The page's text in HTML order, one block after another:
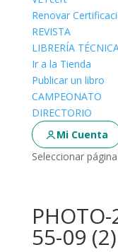
Renovar
REVISTA
LIBRERÍA
Ir a la Tienda
Publicar un libro
CAMPEONATO
DIRECTORIO
Mi Cuenta
Seleccionar página
55-09 (2)